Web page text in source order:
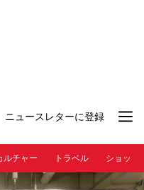
ニュースレターに登録
ルチャー トラベル ショッピ